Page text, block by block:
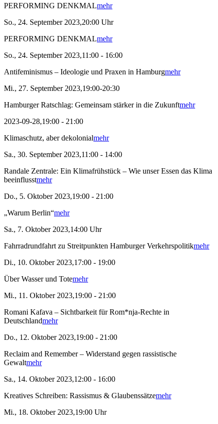
PERFORMING DENKMALmehr
So., 24. September 2023,20:00 Uhr
PERFORMING DENKMALmehr
So., 24. September 2023,11:00 - 16:00
Antifeminismus – Ideologie und Praxen in Hamburgmehr
Mi., 27. September 2023,19:00-20:30
Hamburger Ratschlag: Gemeinsam stärker in die Zukunftmehr
2023-09-28,19:00 - 21:00
Klimaschutz, aber dekolonialmehr
Sa., 30. September 2023,11:00 - 14:00
Randale Zentrale: Ein Klimafrühstück – Wie unser Essen das Klima
beeinflusstmehr
Do., 5. Oktober 2023,19:00 - 21:00
„Warum Berlin“mehr
Sa., 7. Oktober 2023,14:00 Uhr
Fahrradrundfahrt zu Streitpunkten Hamburger Verkehrspolitikmehr
Di., 10. Oktober 2023,17:00 - 19:00
Über Wasser und Totemehr
Mi., 11. Oktober 2023,19:00 - 21:00
Romani Kafava – Sichtbarkeit für Rom*nja-Rechte in
Deutschlandmehr
Do., 12. Oktober 2023,19:00 - 21:00
Reclaim and Remember – Widerstand gegen rassistische
Gewaltmehr
Sa., 14. Oktober 2023,12:00 - 16:00
Kreatives Schreiben: Rassismus & Glaubenssätzemehr
Mi., 18. Oktober 2023,19:00 Uhr